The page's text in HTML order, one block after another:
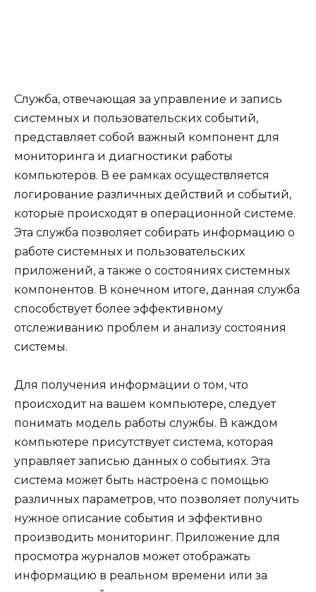
Служба, отвечающая за управление и запись
системных и пользовательских событий,
представляет собой важный компонент для
мониторинга и диагностики работы
компьютеров. В ее рамках осуществляется
логирование различных действий и событий,
которые происходят в операционной системе.
Эта служба позволяет собирать информацию о
работе системных и пользовательских
приложений, а также о состояниях системных
компонентов. В конечном итоге, данная служба
способствует более эффективному
отслеживанию проблем и анализу состояния
системы.
Для получения информации о том, что
происходит на вашем компьютере, следует
понимать модель работы службы. В каждом
компьютере присутствует система, которая
управляет записью данных о событиях. Эта
система может быть настроена с помощью
различных параметров, что позволяет получить
нужное описание события и эффективно
производить мониторинг. Приложение для
просмотра журналов может отображать
информацию в реальном времени или за